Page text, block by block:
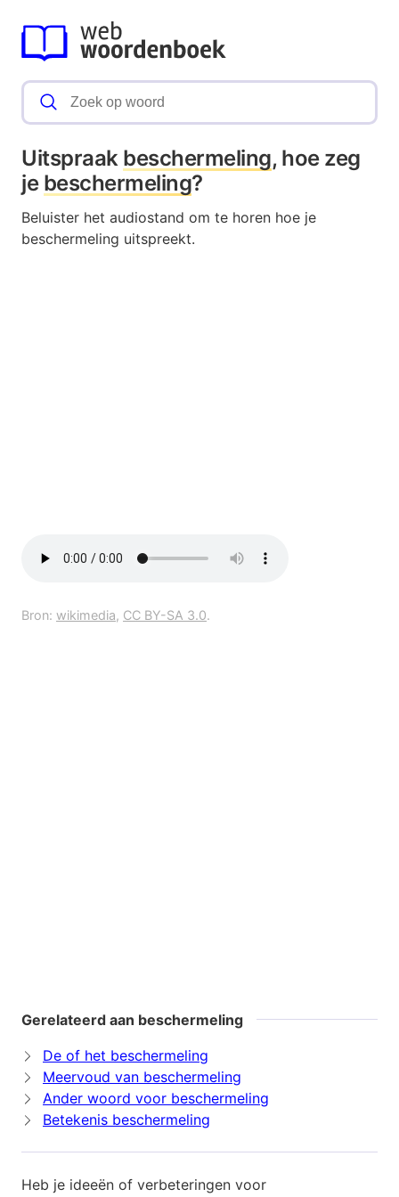
Uitspraak beschermeling, hoe zeg
je beschermeling?
Beluister het audiostand om te horen hoe je
beschermeling uitspreekt.
Bron: wikimedia, CC BY-SA 3.0.
Gerelateerd aan beschermeling
De of het beschermeling
Meervoud van beschermeling
Ander woord voor beschermeling
Betekenis beschermeling
Heb je ideeën of verbeteringen voor